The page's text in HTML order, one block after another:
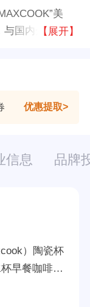
美
国内众多知名
【展开】
优惠提取
信息 品牌
）陶瓷杯
早餐咖啡牛
值 蓝色MCB